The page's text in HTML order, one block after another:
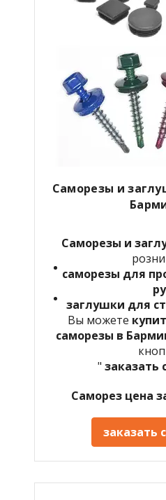
Саморезы и
Саморезы и
саморезы для
заглушки для
Вы можете
саморезы в
" заказать
Саморез цена
заказать